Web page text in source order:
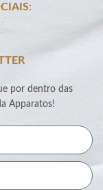
por dentro das
Apparatos!